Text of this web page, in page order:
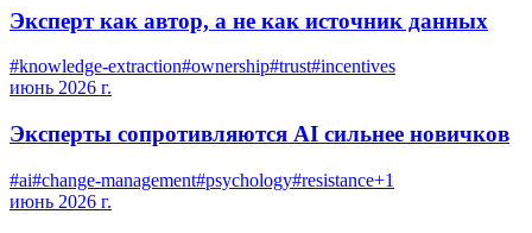
Эксперт как автор, а не как источник данных
#knowledge-extraction#ownership#trust#incentives
июнь 2026 г.
Эксперты сопротивляются AI сильнее новичков
#ai#change-management#psychology#resistance+1
июнь 2026 г.